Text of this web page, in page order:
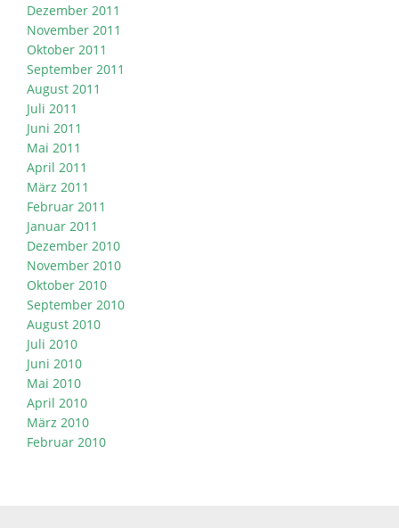
Dezember 2011
November 2011
Oktober 2011
September 2011
August 2011
Juli 2011
Juni 2011
Mai 2011
April 2011
März 2011
Februar 2011
Januar 2011
Dezember 2010
November 2010
Oktober 2010
September 2010
August 2010
Juli 2010
Juni 2010
Mai 2010
April 2010
März 2010
Februar 2010